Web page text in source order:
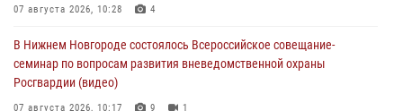
07 августа 2026, 10:28 4
В Нижнем Новгороде состоялось Всероссийское совещание-
семинар по вопросам развития вневедомственной охраны
Росгвардии (видео)
07 августа 2026, 10:17 9 1